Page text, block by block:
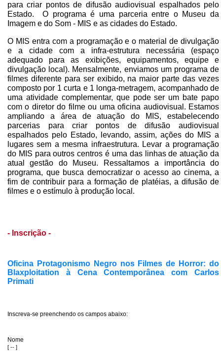
para criar pontos de difusão audiovisual espalhados pelo
Estado. O programa é uma parceria entre o Museu da
Imagem e do Som - MIS e as cidades do Estado.
O MIS entra com a programação e o material de divulgação
e a cidade com a infra-estrutura necessária (espaço
adequado para as exibições, equipamentos, equipe e
divulgação local). Mensalmente, enviamos um programa de
filmes diferente para ser exibido, na maior parte das vezes
composto por 1 curta e 1 longa-metragem, acompanhado de
uma atividade complementar, que pode ser um bate papo
com o diretor do filme ou uma oficina audiovisual. Estamos
ampliando a área de atuação do MIS, estabelecendo
parcerias para criar pontos de difusão audiovisual
espalhados pelo Estado, levando, assim, ações do MIS a
lugares sem a mesma infraestrutura. Levar a programação
do MIS para outros centros é uma das linhas de atuação da
atual gestão do Museu. Ressaltamos a importância do
programa, que busca democratizar o acesso ao cinema, a
fim de contribuir para a formação de platéias, a difusão de
filmes e o estímulo à produção local.
- Inscrição -
Oficina Protagonismo Negro nos Filmes de Horror: do
Blaxploitation à Cena Contemporânea com Carlos
Primati
Inscreva-se preenchendo os campos abaixo:
Nome
[ -- ]